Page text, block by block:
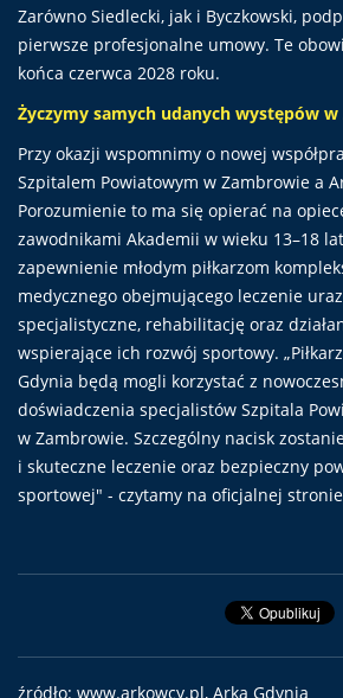
Zarówno Siedlecki, jak i Byczkowski,
pierwsze profesjonalne umowy. Te
końca czerwca 2028 roku.
Życzymy samych udanych występów w
Przy okazji wspomnimy o nowej
Szpitalem Powiatowym w Zambrowie a
Porozumienie to ma się opierać na
zawodnikami Akademii w wieku 13–18
zapewnienie młodym piłkarzom
medycznego obejmującego leczenie
specjalistyczne, rehabilitację oraz
wspierające ich rozwój sportowy.
Gdynia będą mogli korzystać z
doświadczenia specjalistów Szpitala
w Zambrowie. Szczególny nacisk
i skuteczne leczenie oraz bezpieczny
sportowej" - czytamy na oficjalnej
źródło: www.arkowcy.pl, Arka Gdynia